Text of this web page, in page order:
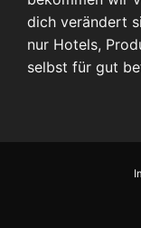
dich verändert
nur Hotels,
selbst für gut